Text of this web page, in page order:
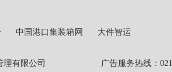
中国港口集装箱网
大件智运
管理有限公司 广告服务热线：021-